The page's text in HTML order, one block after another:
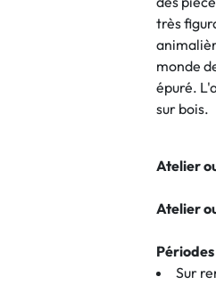
très
monde
épuré.
sur bois.
Atelier
Atelier
Sur